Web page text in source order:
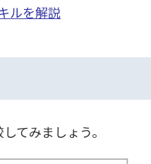
ルを解説
てみましょう。